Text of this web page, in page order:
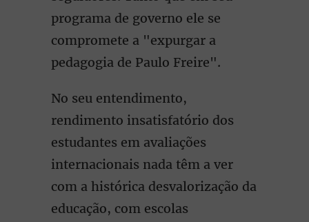
programa de governo ele se
compromete a "expurgar a
pedagogia de Paulo Freire".
No seu entendimento,
rendimento insatisfatório dos
estudantes em avaliações
internacionais nada têm a ver
com a histórica desvalorização da
educação, com escolas